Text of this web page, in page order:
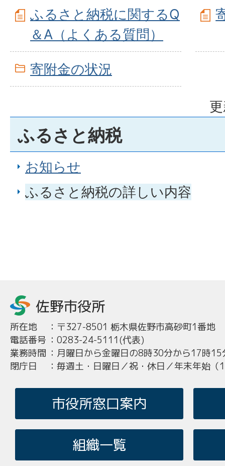
ふるさと納税に関するQ
＆A（よくある質問）
寄附金の状況
ふるさと納税
お知らせ
ふるさと納税の詳しい内容
所在地 ： 〒327-8501 栃木県佐野市高砂町1番地
電話番号 ： 0283-24-5111(代表)
業務時間 ： 月曜日から金曜日の8時30分から17時15
閉庁日
： 毎週土・日曜日／祝・休日／年末年始
市役所窓口案内
組織一覧